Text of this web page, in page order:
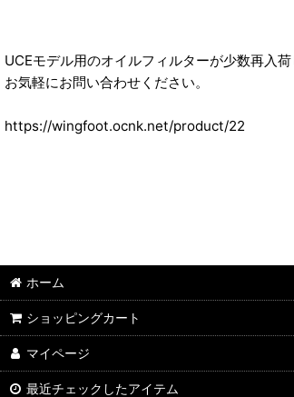
UCEモデル用のオイルフィルターが少数再入荷
お気軽にお問い合わせください。
https://wingfoot.ocnk.net/product/22
ホーム
ショッピングカート
マイページ
最近チェックしたアイテム